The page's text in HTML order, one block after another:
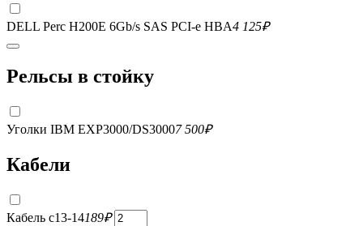
DELL Perc H200E 6Gb/s SAS PCI-e HBA4 125₽
Рельсы в стойку
Уголки IBM EXP3000/DS30007 500₽
Кабели
Кабель c13-14189₽